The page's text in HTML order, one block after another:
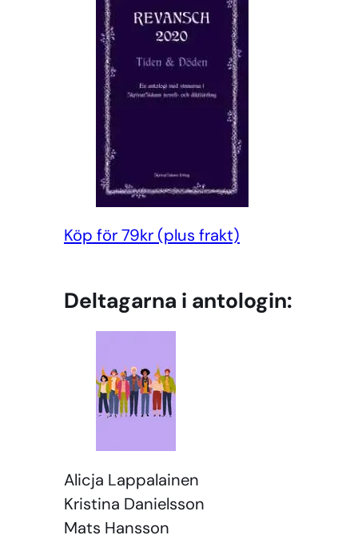
Köp för 79kr (plus frakt)
Deltagarna i antologin:
Alicja Lappalainen
Kristina Danielsson
Mats Hansson